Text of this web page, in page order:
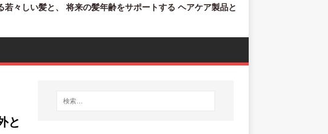
々しい髪と、 将来の髪年齢をサポートする ヘアケア製品と
と